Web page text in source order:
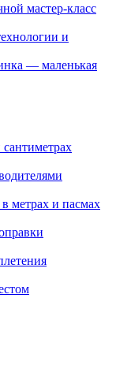
мастер-класс
и
— маленькая
метрах и пасмах